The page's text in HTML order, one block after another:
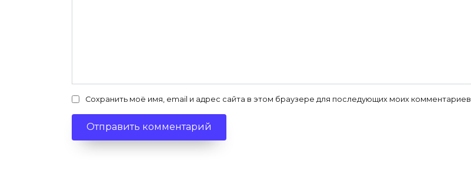
Сохранить моё имя, email и адрес сайта в этом браузере для последующих моих комментариев.